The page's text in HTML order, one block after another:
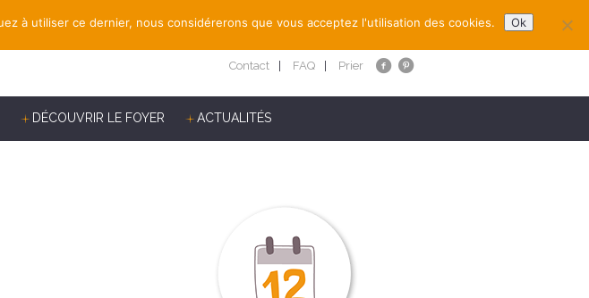
Contact FAQ Prier
DÉCOUVRIR LE FOYER ACTUALITÉS
à utiliser ce dernier, nous considérerons que vous acceptez l'utilisation des cookies. Ok